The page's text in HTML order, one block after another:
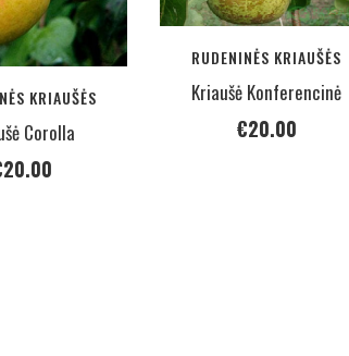
KRIAUŠĖS
Corolla
20.00
RUDENINĖS KRIAUŠĖS
Kriaušė Konferencinė
€20.00